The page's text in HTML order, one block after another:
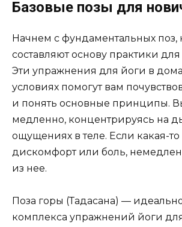
Базовые позы для
Начнем с фундаментальных поз,
составляют основу практики
Эти упражнения для йоги в
условиях помогут вам
и понять основные принципы.
медленно, концентрируясь на
ощущениях в теле. Если какая-то
дискомфорт или боль,
из нее.
Поза горы (Тадасана) —
комплекса упражнений йоги